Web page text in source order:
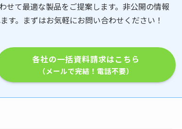
せて最適な製品をご提案します。非公開の情報
す。まずはお気軽にお問い合わせください！
各社の一括資料請求はこちら
（メールで完結！電話不要）